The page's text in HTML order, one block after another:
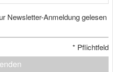
Newsletter-Anmeldung gelesen
* Pflichtfeld